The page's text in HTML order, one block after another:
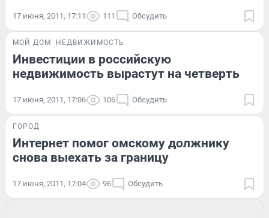
17 июня, 2011, 17:11 111 Обсудить
МОЙ ДОМ НЕДВИЖИМОСТЬ
Инвестиции в российскую
недвижимость вырастут на четверть
17 июня, 2011, 17:06 106 Обсудить
ГОРОД
Интернет помог омскому должнику
снова выехать за границу
17 июня, 2011, 17:04 96 Обсудить